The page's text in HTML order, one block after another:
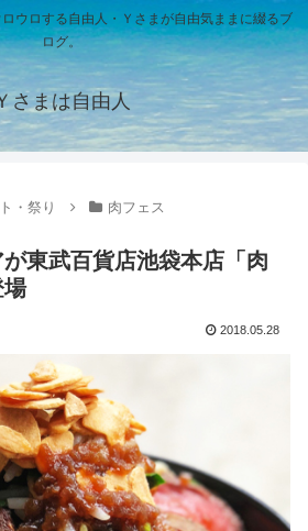
ウロする自由人・Ｙさまが自由気ままに綴るブ
ログ。
さまは自由人
・祭り 肉フェス
東武百貨店池袋本店「肉
場
2018.05.28